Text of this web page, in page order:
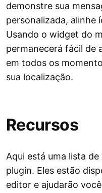
demonstre sua
personalizada, alinhe
Usando o widget do
permanecerá fácil de
em todos os
sua localização.
Recursos
Aqui está uma lista
plugin. Eles estão
editor e ajudarão